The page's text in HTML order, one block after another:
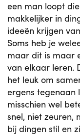
een man loopt
makkelijker in
ideeën krijgen
Soms heb je
maar dit is maar
van elkaar leren.
het leuk om
ergens tegenaan
misschien wel
snel, niet zeuren,
bij dingen stil en